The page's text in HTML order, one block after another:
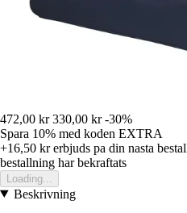
472,00 kr 330,00 kr -30%
Spara 10% med koden EXTRA
+16,50 krerbjuds pa din nasta
bestallning har bekraftats
Loading...
Beskrivning